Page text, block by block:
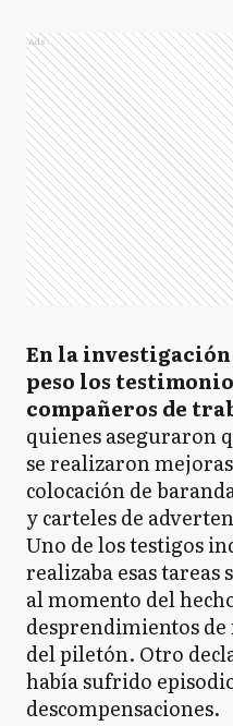
Ads
En la
peso los
compañeros de
quienes aseguraron
se realizaron
colocación de
y carteles de
Uno de los testigos
realizaba esas tareas
al momento del
desprendimientos
del piletón. Otro
había sufrido
descompensaciones.